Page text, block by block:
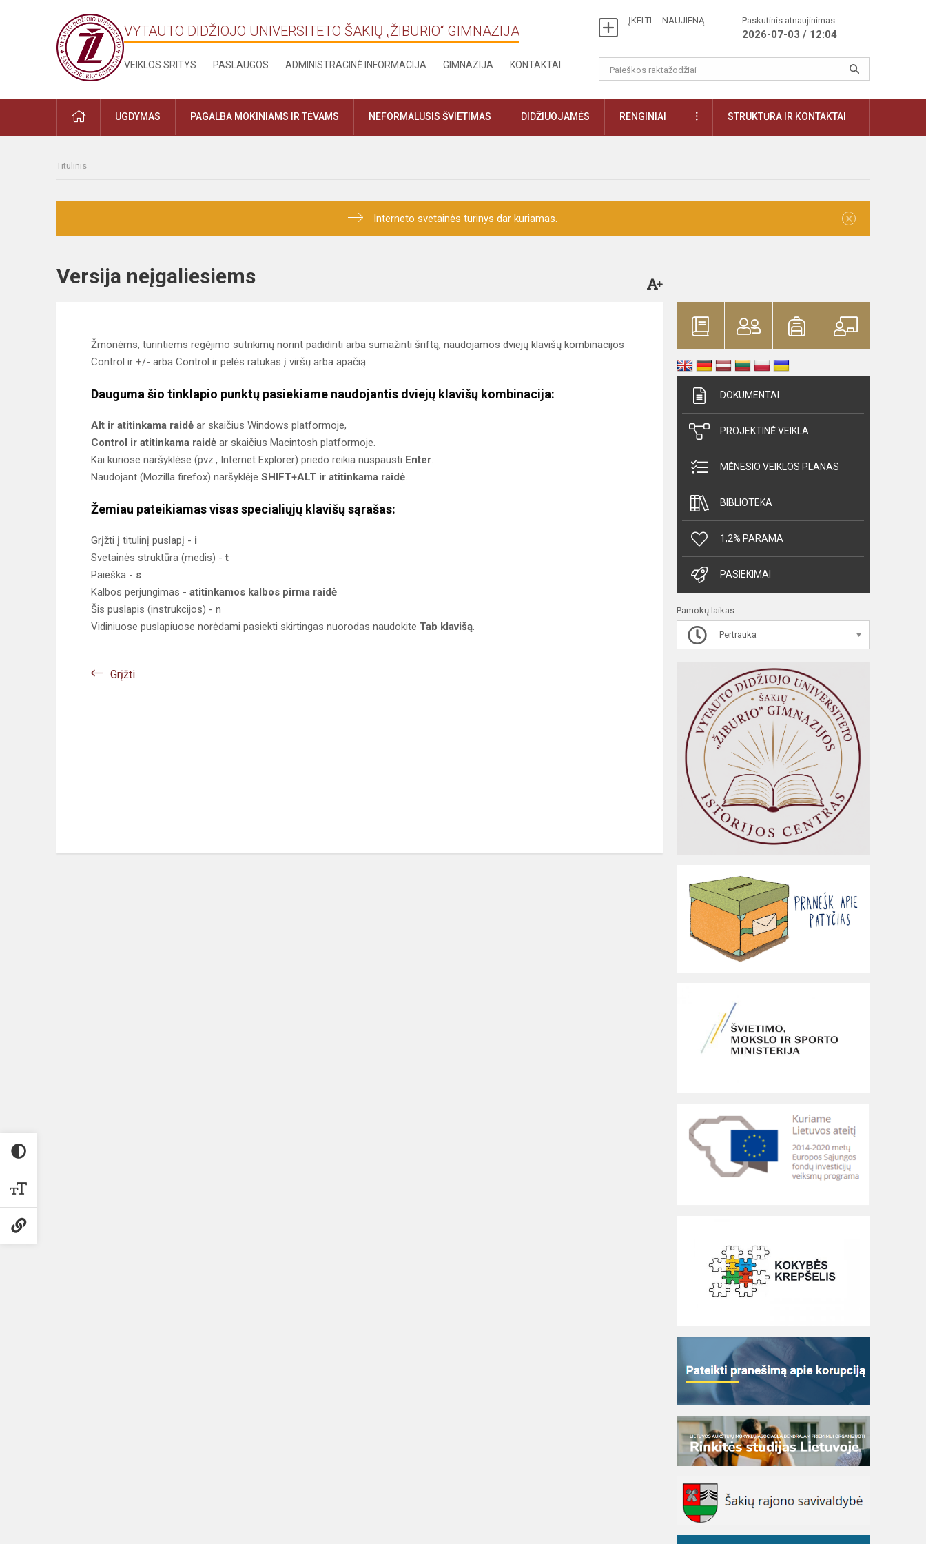
VYTAUTO DIDŽIOJO UNIVERSITETO ŠAKIŲ „ŽIBURIO“ GIMNAZIJA
VEIKLOS SRITYS PASLAUGOS ADMINISTRACINĖ INFORMACIJA GIMNAZIJA KONTAKTAI
ĮKELTI NAUJIENĄ Paskutinis atnaujinimas
2026-07-03 / 12:04
UGDYMAS PAGALBA MOKINIAMS IR TĖVAMS NEFORMALUSIS ŠVIETIMAS DIDŽIUOJAMĖS RENGINIAI STRUKTŪRA IR KONTAKTAI
Titulinis
Interneto svetainės turinys dar kuriamas. ×
Versija neįgaliesiems
Žmonėms, turintiems regėjimo sutrikimų norint padidinti arba sumažinti šriftą, naudojamos dviejų klavišų kombinacijos
Control ir +/- arba Control ir pelės ratukas į viršų arba apačią.
Dauguma šio tinklapio punktų pasiekiame naudojantis dviejų klavišų kombinacija:
Alt ir atitinkama raidė ar skaičius Windows platformoje,
Control ir atitinkama raidė ar skaičius Macintosh platformoje.
Kai kuriose naršyklėse (pvz., Internet Explorer) priedo reikia nuspausti Enter.
Naudojant (Mozilla firefox) naršyklėje SHIFT+ALT ir atitinkama raidė.
Žemiau pateikiamas visas specialiųjų klavišų sąrašas:
Grįžti į titulinį puslapį - i
Svetainės struktūra (medis) - t
Paieška - s
Kalbos perjungimas - atitinkamos kalbos pirma raidė
Šis puslapis (instrukcijos) - n
Vidiniuose puslapiuose norėdami pasiekti skirtingas nuorodas naudokite Tab klavišą.
Grįžti
DOKUMENTAI
PROJEKTINĖ VEIKLA
MĖNESIO VEIKLOS PLANAS
BIBLIOTEKA
1,2% PARAMA
PASIEKIMAI
Pamokų laikas
Pertrauka